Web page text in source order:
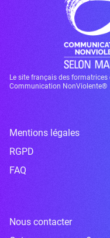
Le site français des
Communication NonViolente®
Mentions légales
RGPD
FAQ
Nous contacter